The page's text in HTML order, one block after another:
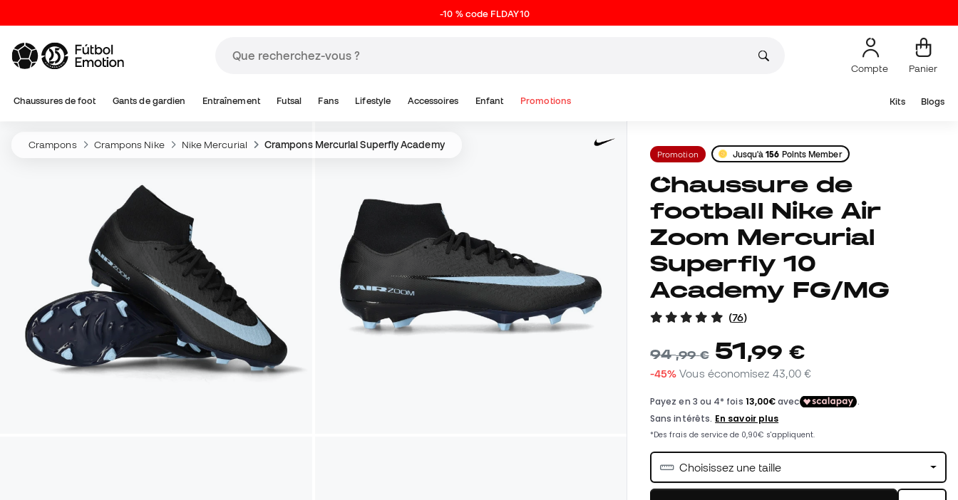
-10 % code FLDAY10
Compte Panier
Chaussures de foot Gants de gardien Entraînement Futsal Fans Lifestyle Accessoires Enfant Promotions Kits Blogs
Crampons Crampons Nike Nike Mercurial Crampons Mercurial Superfly Academy
Promotion Jusqu'à156 Points Member
Chaussure de
football Nike Air
Zoom Mercurial
Superfly 10
Academy FG/MG
(76)
94,99 € 51,99 €
-45% Vous économisez 43,00 €
Choisissez une taille